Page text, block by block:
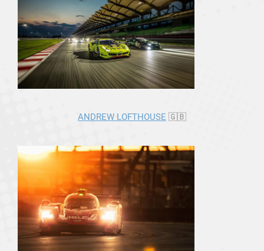
ANDREW LOFTHOUSE 🇬🇧